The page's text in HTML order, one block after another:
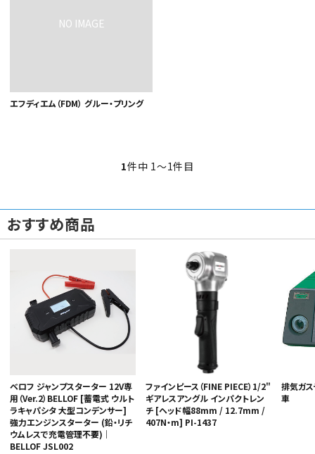
エフディエム（FDM） グルー・プリング
1件中 1〜1件目
おすすめ商品
ベロフ ジャンプスターター 12V専
用（Ver.2）BELLOF [蓄電式 ウルト
ラキャパシタ 大型コンデンサー]
強力エンジンスターター (鉛・リチ
ウムレスで充電管理不要)｜
BELLOF JSL002
ファインピース（FINE PIECE）1/2"
ギアレスアングル インパクトレン
チ [ヘッド幅88mm / 12.7mm /
407N・m] PI-1437
排気ガ
車